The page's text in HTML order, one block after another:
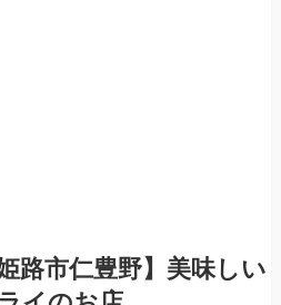
路市仁豊野】美味しい